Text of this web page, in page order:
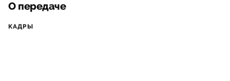
О передаче
КАДРЫ